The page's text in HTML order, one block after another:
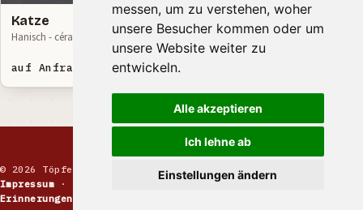
messen, um zu verstehen, woher
unsere Besucher kommen oder um
unsere Website weiter zu
entwickeln.
Alle akzeptieren
Ich lehne ab
Einstellungen ändern
Katze
Hanisch - cérafine.de
auf Anfrage EUR
© 2026 Töpfermarkt · Handgemachte Keramik
Impressum · Datenschutz ·Markt melden
Erinnerungen